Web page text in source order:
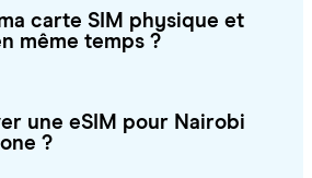
carte SIM physique et
même temps ?
une eSIM pour Nairobi
?